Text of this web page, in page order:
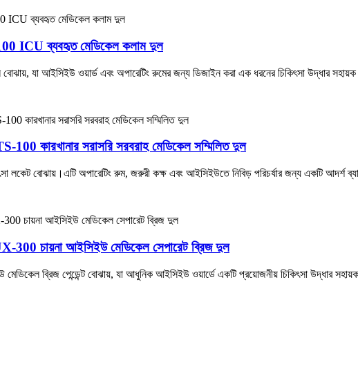
ICU ব্যবহৃত মেডিকেল কলাম দুল
যা আইসিইউ ওয়ার্ড এবং অপারেটিং রুমের জন্য ডিজাইন করা এক ধরনের চিকিৎসা উদ্ধার সহায়ক
100 কারখানার সরাসরি সরবরাহ মেডিকেল সম্মিলিত দুল
লকেট বোঝায়।এটি অপারেটিং রুম, জরুরী কক্ষ এবং আইসিইউতে নিবিড় পরিচর্যার জন্য একটি আদর্শ
300 চায়না আইসিইউ মেডিকেল সেপারেট ব্রিজ দুল
ব্রিজ পেন্ডেন্ট বোঝায়, যা আধুনিক আইসিইউ ওয়ার্ডে একটি প্রয়োজনীয় চিকিৎসা উদ্ধার